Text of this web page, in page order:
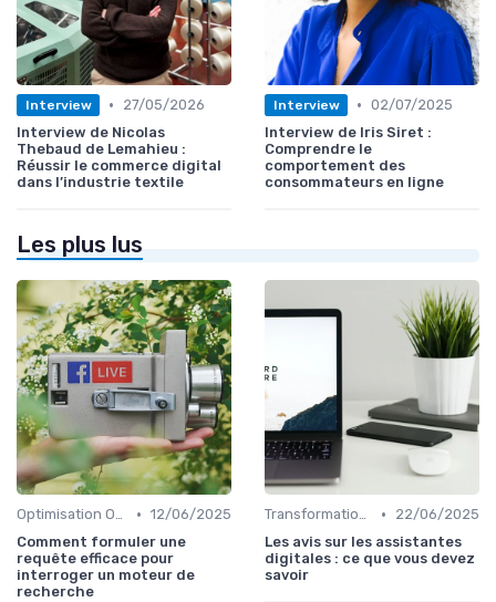
Interview •
27/05/2026
Interview de Nicolas
Thebaud de Lemahieu :
Réussir le commerce digital
dans l’industrie textile
Interview • 02/07/2025
Interview de Iris Siret :
Comprendre le
comportement des
consommateurs en ligne
Les plus lus
Optimisation On-Page • 12/06/2025
Comment formuler une
requête efficace pour
interroger un moteur de
recherche
Transformation Numérique •
22/06/2025
Les avis sur les assistantes
digitales : ce que vous devez
savoir